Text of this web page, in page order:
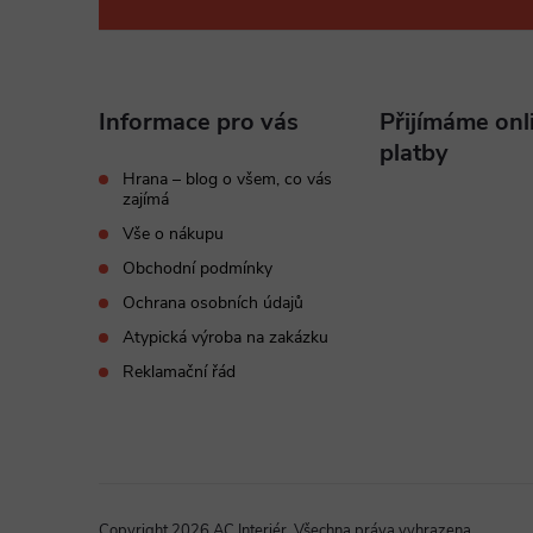
Informace pro vás
Hrana – blog o všem, co vás
zajímá
Vše o nákupu
Obchodní podmínky
Ochrana osobních údajů
Atypická výroba na zakázku
Reklamační řád
Přijímáme
platby